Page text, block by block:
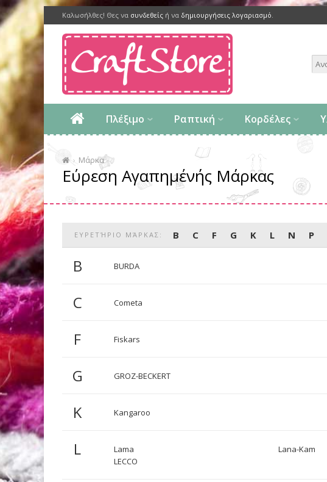
Καλωσήλθες! Θες να συνδεθείς ή να δημιουργήσεις λογαριασμό.
Πλέξιμο Ραπτική Κορδέλες
Μάρκα
Εύρεση Αγαπημένής Μάρκας
ΕΥΡΕΤΉΡΙΟ ΜΆΡΚΑΣ: B C F G K L N P
B BURDA
C Cometa
F Fiskars
G GROZ-BECKERT
K Kangaroo
L Lama Lana-Kam
LECCO